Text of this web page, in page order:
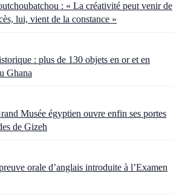
: « La créativité peut venir de
lui, vient de la constance »
: plus de 130 objets en or et en
Ghana
Musée égyptien ouvre enfin ses portes
de Gizeh
orale d’anglais introduite à l’Examen